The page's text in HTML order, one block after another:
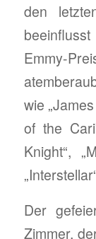
den
Emmy-
wie
of the
Knight“,
Der
Zimmer,